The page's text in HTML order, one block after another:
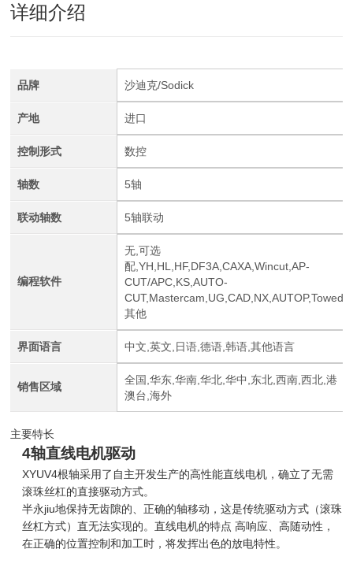
详细介绍
品牌 沙迪克/Sodick
产地 进口
控制形式 数控
轴数 5轴
联动轴数 5轴联动
编程软件
无,可选
配,YH,HL,HF,DF3A,CAXA,Wincut,AP-
CUT/APC,KS,AUTO-
其他
界面语言 中文,英文,日语,德语,韩语,其他语言
销售区域
全国,华东,华南,华北,华中,东北,西南,西北,港
澳台,海外
主要特长
4轴直线电机驱动
XYUV4根轴采用了自主开发生产的高性能直线电机，确立了无需
滚珠丝杠的直接驱动方式。
半永jiu地保持无齿隙的、正确的轴移动，这是传统驱动方式（滚珠
丝杠方式）直无法实现的。直线电机的特点 高响应、高随动性，
在正确的位置控制和加工时，将发挥出色的放电特性。